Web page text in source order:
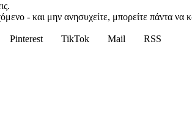
- και μην ανησυχείτε, μπορείτε πάντα
Pinterest TikTok Mail
RSS